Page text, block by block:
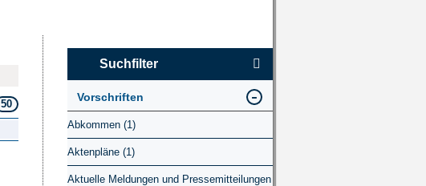
50
Suchfilter
Vorschriften
Abkommen (1)
Aktenpläne (1)
Aktuelle Meldungen und Pressemitteilungen